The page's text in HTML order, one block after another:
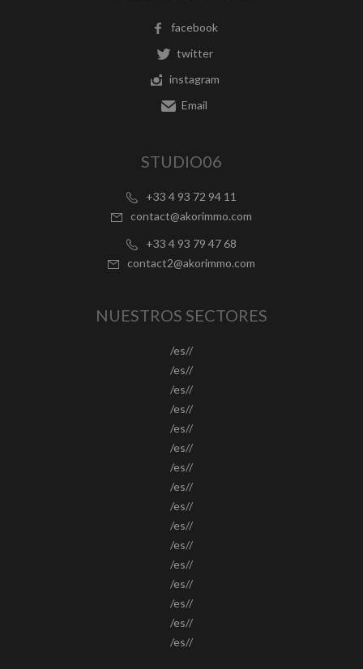
facebook
twitter
instagram
Email
STUDIO06
+33 4 93 72 94 11
contact@akorimmo.com
+33 4 93 79 47 68
contact2@akorimmo.com
NUESTROS SECTORES
/es//
/es//
/es//
/es//
/es//
/es//
/es//
/es//
/es//
/es//
/es//
/es//
/es//
/es//
/es//
/es//